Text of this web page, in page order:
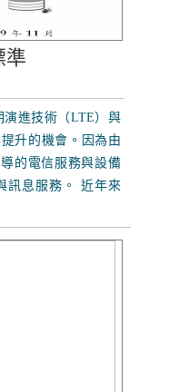
準
進技術（LTE）與
升的機會。因為由
的電信服務與設備
訊息服務。 近年來